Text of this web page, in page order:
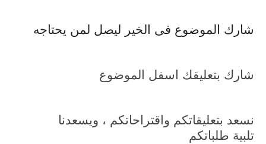
شارك الموضوع فى الخير ليصل لمن يحتاجه
شارك بتعليقك اسفل الموضوع
نسعد بتعليقاتكم واقتراحاتكم ، ويسعدنا
تلبية طلباتكم